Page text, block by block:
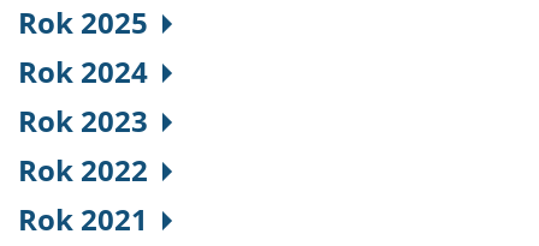
Rok 2025
Rok 2024
Rok 2023
Rok 2022
Rok 2021